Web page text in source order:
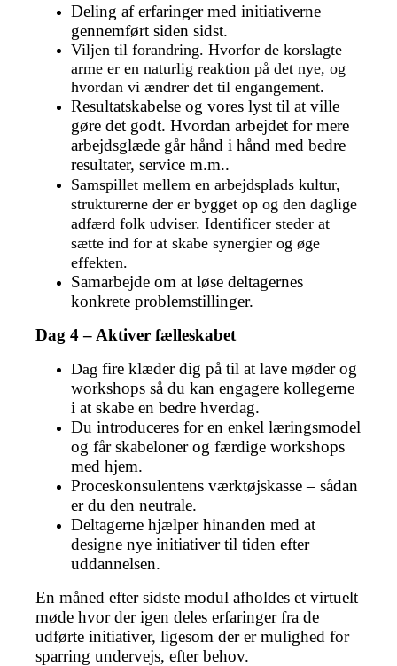
Deling af erfaringer med initiativerne
gennemført siden sidst.
Viljen til forandring. Hvorfor de korslagte
arme er en naturlig reaktion på det nye, og
hvordan vi ændrer det til engangement.
Resultatskabelse og vores lyst til at ville
gøre det godt. Hvordan arbejdet for mere
arbejdsglæde går hånd i hånd med bedre
resultater, service m.m..
Samspillet mellem en arbejdsplads kultur,
strukturerne der er bygget op og den daglige
adfærd folk udviser. Identificer steder at
sætte ind for at skabe synergier og øge
effekten.
Samarbejde om at løse deltagernes
konkrete problemstillinger.
Dag 4 – Aktiver fælleskabet
Dag fire klæder dig på til at lave møder og
workshops så du kan engagere kollegerne
i at skabe en bedre hverdag.
Du introduceres for en enkel læringsmodel
og får skabeloner og færdige workshops
med hjem.
Proceskonsulentens værktøjskasse – sådan
er du den neutrale.
Deltagerne hjælper hinanden med at
designe nye initiativer til tiden efter
uddannelsen.
En måned efter sidste modul afholdes et virtuelt
møde hvor der igen deles erfaringer fra de
udførte initiativer, ligesom der er mulighed for
sparring undervejs, efter behov.